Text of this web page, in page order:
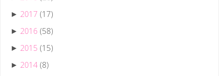
► 2017 (17)
► 2016 (58)
► 2015 (15)
► 2014 (8)